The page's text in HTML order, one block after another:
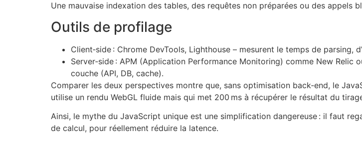
Une mauvaise indexation des tables, des requêtes non préparées ou des appels
Outils de profilage
Client‑side : Chrome DevTools, Lighthouse – mesurent le temps de parsing,
Server‑side : APM (Application Performance Monitoring) comme New
couche (API, DB, cache).
Comparer les deux perspectives montre que, sans optimisation back‑end, le
utilise un rendu WebGL fluide mais qui met 200 ms à récupérer le résultat du
Ainsi, le mythe du JavaScript unique est une simplification dangereuse : il faut
de calcul, pour réellement réduire la latence.